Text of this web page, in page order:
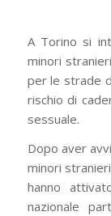
A Torino si
minori
per le strade
rischio di
sessuale.
Dopo aver
minori
hanno
nazionale